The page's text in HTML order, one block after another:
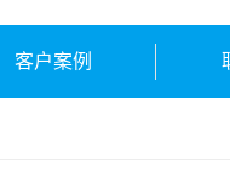
客户案例